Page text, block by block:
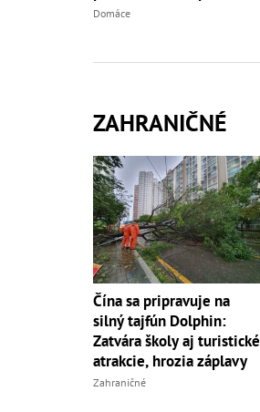
Domáce
ZAHRANIČNÉ
Čína sa pripravuje na
silný tajfún Dolphin:
Zatvára školy aj turistické
atrakcie, hrozia záplavy
Zahraničné